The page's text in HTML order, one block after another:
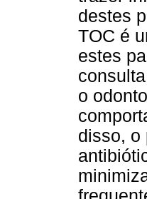
destes
TOC é
estes
o
disso, o